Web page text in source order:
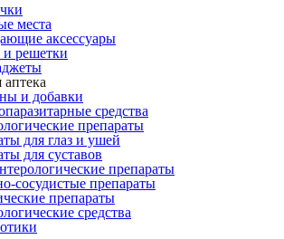
места
аксессуары
решетки
и добавки
средства
препараты
для глаз и ушей
для суставов
препараты
сосудистые препараты
препараты
средства